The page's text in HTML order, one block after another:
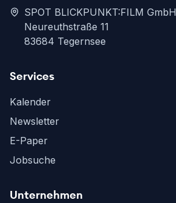
SPOT BLICKPUNKT:FILM GmbH
Neureuthstraße 11
83684 Tegernsee
Services
Kalender
Newsletter
E-Paper
Jobsuche
Unternehmen